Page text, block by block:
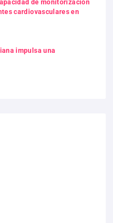
de monitorización
cardiovasculares en
impulsa una